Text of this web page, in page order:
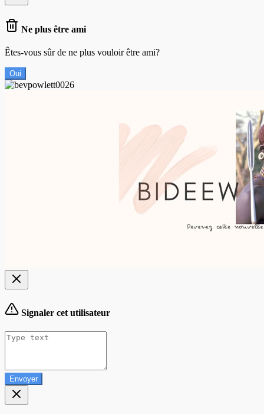
Ne plus être ami
Êtes-vous sûr de ne plus vouloir être ami?
Oui
Signaler cet utilisateur
Envoyer